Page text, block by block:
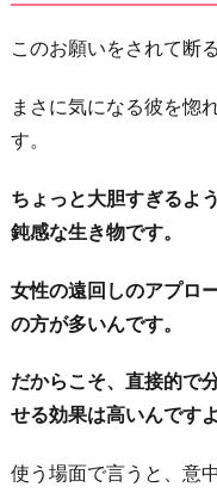
このお願いをされて断
まさに気になる彼を惚
す。
ちょっと大胆すぎるよ
鈍感な生き物です。
女性の遠回しのアプロ
の方が多いんです。
だからこそ、直接的で
せる効果は高いんですよ
使う場面で言うと、意